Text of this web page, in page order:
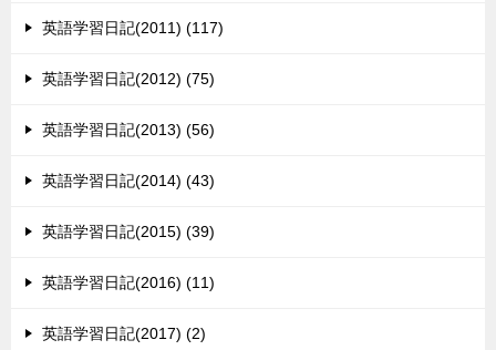
英語学習日記(2011) (117)
英語学習日記(2012) (75)
英語学習日記(2013) (56)
英語学習日記(2014) (43)
英語学習日記(2015) (39)
英語学習日記(2016) (11)
英語学習日記(2017) (2)